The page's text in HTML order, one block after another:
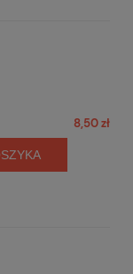
8,50 zł